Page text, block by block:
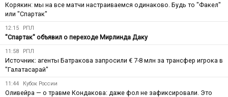
Корякин: мы на все матчи настраиваемся одинаково. Будь то "Факел"
или "Спартак"
12:15 РПЛ
"Спартак" объявил о переходе Мирлинда Даку
11:58 РПЛ
Источник: агенты Батракова запросили € 7-8 млн за трансфер игрока в
"Галатасарай"
11:44 Кубок России
Оливейра — о травме Кондакова: даже фол не зафиксировали. Это